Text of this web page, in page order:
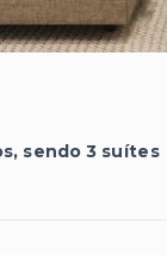
sendo 3 suítes